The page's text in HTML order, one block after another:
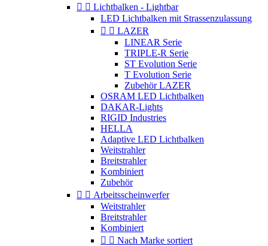
  Lichtbalken - Lightbar
LED Lichtbalken mit Strassenzulassung
  LAZER
LINEAR Serie
TRIPLE-R Serie
ST Evolution Serie
T Evolution Serie
Zubehör LAZER
OSRAM LED Lichtbalken
DAKAR-Lights
RIGID Industries
HELLA
Adaptive LED Lichtbalken
Weitstrahler
Breitstrahler
Kombiniert
Zubehör
  Arbeitsscheinwerfer
Weitstrahler
Breitstrahler
Kombiniert
  Nach Marke sortiert